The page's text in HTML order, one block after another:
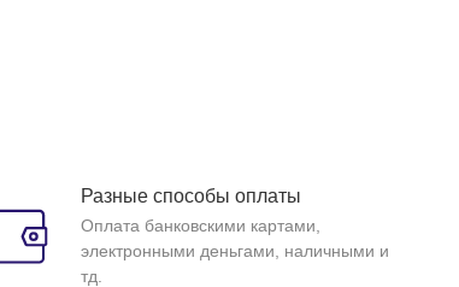
Разные способы оплаты
Оплата банковскими картами,
электронными деньгами, наличными и
тд.